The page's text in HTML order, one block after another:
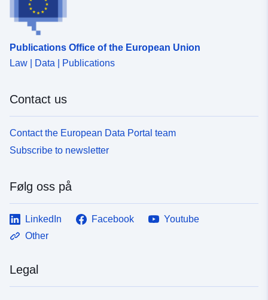
Opphav:
Jugendamtes...
e5124adb442f
uriRef:
isitet:
Publications Office of the European Union
Law | Data | Publications
Contact us
Contact the European Data Portal team
Subscribe to newsletter
Følg oss på
LinkedIn Facebook
Youtube
Other
Legal